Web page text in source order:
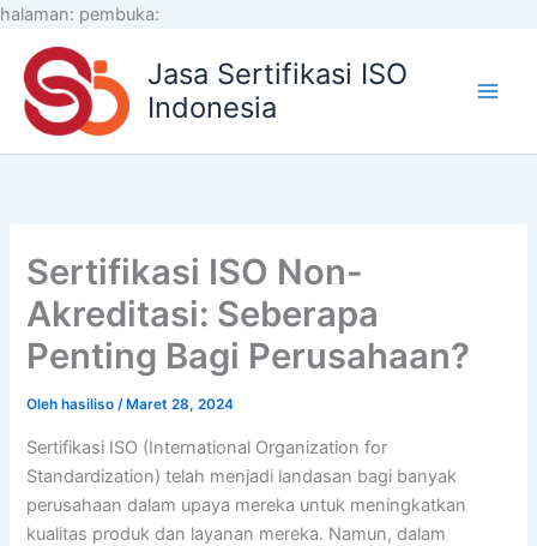
halaman: pembuka:
konten
Jasa Sertifikasi ISO
Indonesia
Sertifikasi ISO Non-
Akreditasi: Seberapa
Penting Bagi Perusahaan?
Oleh hasiliso/ Maret 28, 2024
Sertifikasi ISO (International Organization for
Standardization) telah menjadi landasan bagi banyak
perusahaan dalam upaya mereka untuk meningkatkan
kualitas produk dan layanan mereka. Namun, dalam